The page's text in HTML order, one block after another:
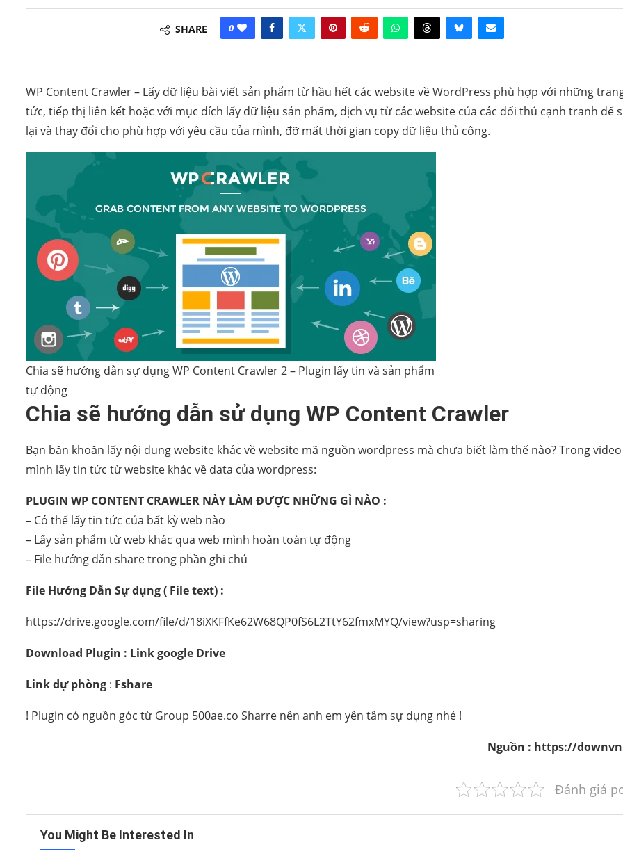
SHARE 0
WP Content Crawler – Lấy dữ liệu bài viết sản phẩm từ hầu hết các website về WordPress phù hợp với những
tức, tiếp thị liên kết hoặc với mục đích lấy dữ liệu sản phẩm, dịch vụ từ các website của các đối thủ cạnh tranh để
lại và thay đổi cho phù hợp với yêu cầu của mình, đỡ mất thời gian copy dữ liệu thủ công.
Chia sẽ hướng dẫn sự dụng WP Content Crawler 2 – Plugin lấy tin và sản phẩm
tự động
Chia sẽ hướng dẫn sử dụng WP Content Crawler
Bạn băn khoăn lấy nội dung website khác về website mã nguồn wordpress mà chưa biết làm thế nào? Trong
mình lấy tin tức từ website khác về data của wordpress:
PLUGIN WP CONTENT CRAWLER NÀY LÀM ĐƯỢC NHỮNG GÌ NÀO :
– Có thể lấy tin tức của bất kỳ web nào
– Lấy sản phẩm từ web khác qua web mình hoàn toàn tự động
– File hướng dẫn share trong phần ghi chú
File Hướng Dẫn Sự dụng ( File text) :
https://drive.google.com/file/d/18iXKFfKe62W68QP0fS6L2TtY62fmxMYQ/view?usp=sharing
Download Plugin : Link google Drive
Link dự phòng : Fshare
! Plugin có nguồn góc từ Group 500ae.co Sharre nên anh em yên tâm sự dụng nhé !
Nguồn : https://
Đánh giá
You Might Be Interested In